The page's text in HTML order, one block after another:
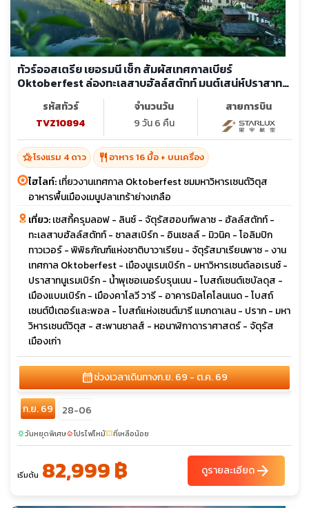
ทัวร์ออสเตรีย เยอรมนี เช็ก สัมผัสเทศกาลเบียร์
Oktoberfest ล่องทะเลสาบฮัลล์สตัทท์ มนต์เสน่ห์ปราสาท
รหัสทัวร์
TVZ10894
จำนวนวัน
9 วัน 6 คืน
สายการบิน
hotel_classโรงแรม 4 ดาว restaurant อาหาร 16 มื้อ + บนเครื่อง
ไฮไลท์:เที่ยวงานเทศกาล Oktoberfest ชมมหาวิหารเซนต์วิตุส
อาหารพื้นเมืองเมนูปลาเทร้าย่างเกลือ
เที่ยว:เชสกี้ครุมลอฟ - ลินซ์ - จัตุรัสฮอบท์พลาซ - ฮัลล์สตัทท์ -
ทะเลสาบฮัลล์สตัทท์ - ซาลสเบิร์ก - อินเซลล์ - มิวนิค - โอลิมปิก
ทาวเวอร์ - พิพิธภัณฑ์แห่งชาติบาวาเรียน - จัตุรัสมาเรียนพาซ - งาน
เทศกาล Oktoberfest - เมืองนูเรมเบิร์ก - มหาวิหารเซนต์ลอเรนซ์ -
ปราสาทนูเรมเบิร์ก - น้ำพุเซอเนอร์บรุนเนน - โบสถ์เซนต์เซบัลดุส -
เมืองแบมเบิร์ก - เมืองคาโลวี วารี - อาคารมิลโคโลนเนด - โบสถ์
เซนต์ปีเตอร์และพอล - โบสถ์แห่งเซนต์มารี แมกดาเลน - ปราก - มหา
วิหารเซนต์วิตุส - สะพานชาลส์ - หอนาฬิกาดาราศาสตร์ - จัตุรัส
เมืองเก่า
calendar_monthช่วงเวลาเดินทางก.ย. 69 - ต.ค. 69
ก.ย. 69 28-06
sunnyวันหยุดพิเศษlocal_fire_departmentโปรไฟไหม้confirmation_numberที่เหลือน้อย
เริ่มต้น 82,999 ฿ ดูรายละเอียดarrow_forward